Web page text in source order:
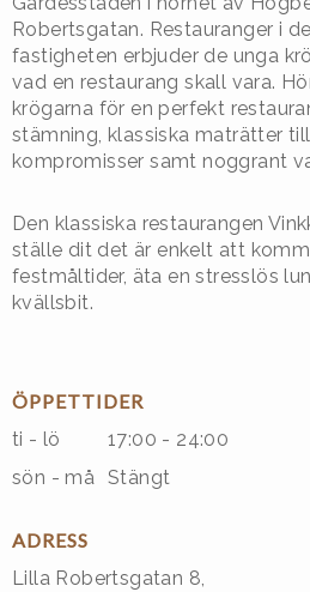
Robertsgatan. Restauranger i
fastigheten erbjuder de unga
vad en restaurang skall vara.
krögarna för en perfekt
stämning, klassiska maträtter
kompromisser samt noggrant
Den klassiska restaurangen
ställe dit det är enkelt att
festmåltider, äta en stresslös
kvällsbit.
ÖPPETTIDER
ti - lö
17:00 - 24:00
sön - må Stängt
ADRESS
Lilla Robertsgatan 8,